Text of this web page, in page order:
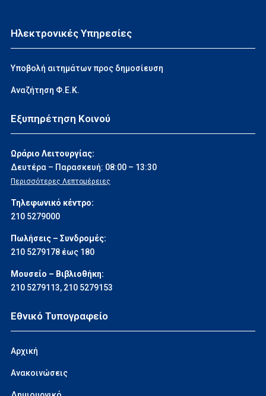
Ηλεκτρονικές Υπηρεσίες
Υποβολή αιτημάτων προς δημοσίευση
Αναζήτηση Φ.Ε.Κ.
Εξυπηρέτηση Κοινού
Ωράριο Λειτουργίας:
Δευτέρα – Παρασκευή: 08:00 – 13:30
Περισσότερες Λεπτομέρειες
Τηλεφωνικό κέντρο:
210 5279000
Πωλήσεις – Συνδρομές:
210 5279178 έως 180
Μουσείο – Βιβλιοθήκη:
210 5279113, 210 5279153
Εθνικό Τυπογραφείο
Αρχική
Ανακοινώσεις